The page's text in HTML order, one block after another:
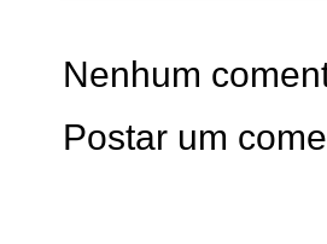
Nenhum
Postar um